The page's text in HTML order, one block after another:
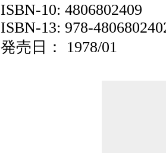
ISBN-10: 4806802409
ISBN-13: 978-
発売日： 1978/01